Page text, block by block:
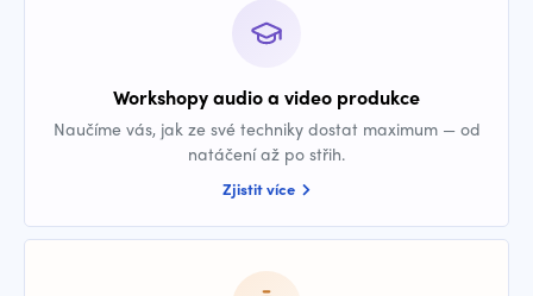
Workshopy audio a video produkce
Naučíme vás, jak ze své techniky dostat maximum — od
natáčení až po střih.
Zjistit více